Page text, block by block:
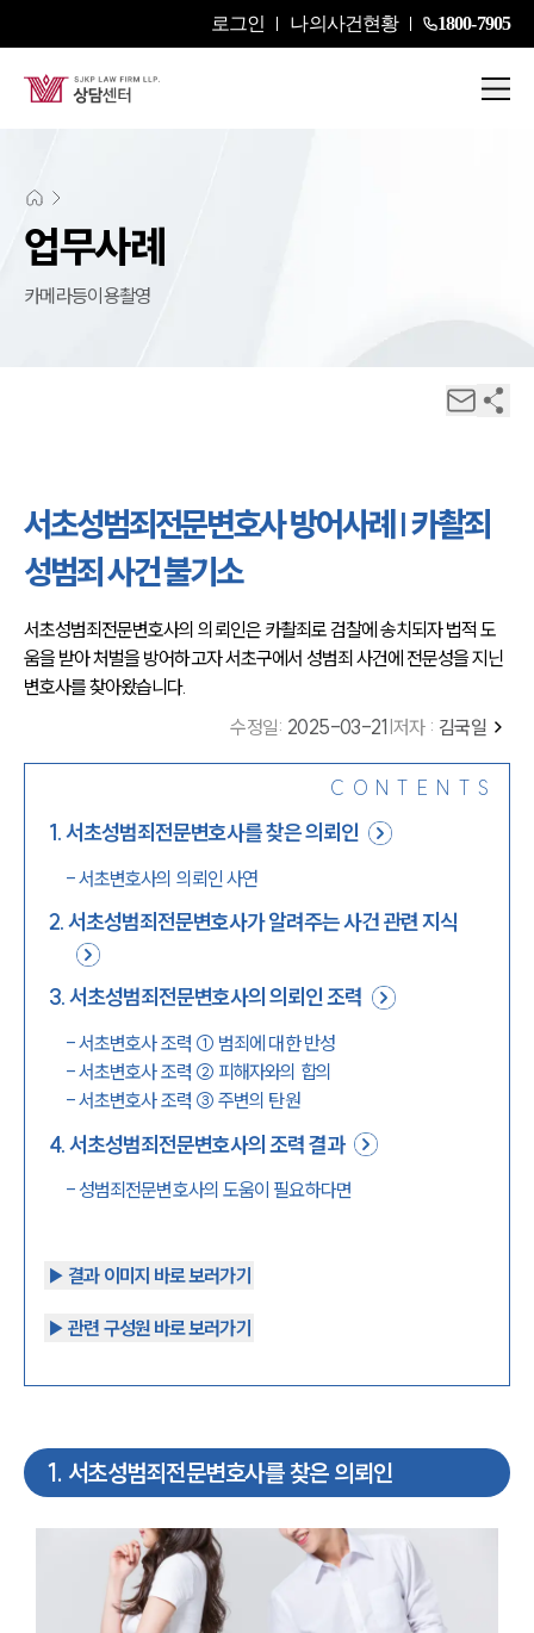
로그인 나의사건현황 1800-7905
업무사례
카메라등이용촬영
서초성범죄전문변호사 방어사례 | 카촬죄
성범죄 사건 불기소
서초성범죄전문변호사의 의뢰인은 카촬죄로 검찰에 송치되자 법적 도
움을 받아 처벌을 방어하고자 서초구에서 성범죄 사건에 전문성을 지닌
변호사를 찾아왔습니다.
수정일: 2025-03-21 |저자 : 김국일
CONTENTS
1.서초성범죄전문변호사를 찾은 의뢰인
-서초변호사의 의뢰인 사연
2.서초성범죄전문변호사가 알려주는 사건 관련 지식
3.서초성범죄전문변호사의 의뢰인 조력
-서초변호사 조력 ① 범죄에 대한 반성
-서초변호사 조력 ② 피해자와의 합의
-서초변호사 조력 ③ 주변의 탄원
4.서초성범죄전문변호사의 조력 결과
- 성범죄전문변호사의 도움이 필요하다면
▶︎ 결과 이미지 바로 보러가기
▶︎ 관련 구성원 바로 보러가기
1. 서초성범죄전문변호사를 찾은 의뢰인